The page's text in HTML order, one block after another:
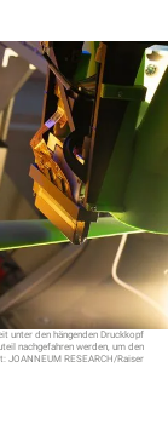
unter den hängenden Druckkopf
nachgefahren werden, um den
JOANNEUM RESEARCH/Raiser